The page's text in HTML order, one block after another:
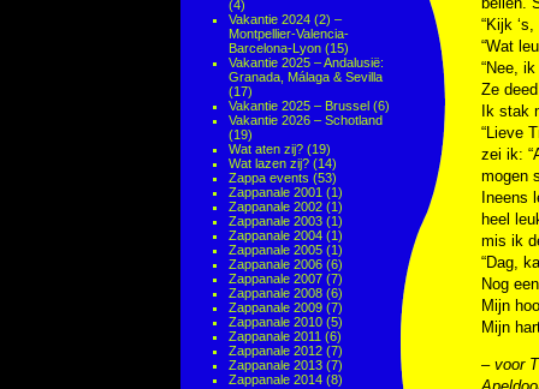
(4)
Vakantie 2024 (2) –
Montpellier-Valencia-
Barcelona-Lyon (15)
Vakantie 2025 – Andalusië:
Granada, Málaga & Sevilla
(17)
Vakantie 2025 – Brussel (6)
Vakantie 2026 – Schotland
(19)
Wat aten zij? (19)
Wat lazen zij? (14)
Zappa events (53)
Zappanale 2001 (1)
Zappanale 2002 (1)
Zappanale 2003 (1)
Zappanale 2004 (1)
Zappanale 2005 (1)
Zappanale 2006 (6)
Zappanale 2007 (7)
Zappanale 2008 (6)
Zappanale 2009 (7)
Zappanale 2010 (5)
Zappanale 2011 (6)
Zappanale 2012 (7)
Zappanale 2013 (7)
Zappanale 2014 (8)
“Kijk
“Wat
“Nee,
Ze
Ik stak
“Lieve
zei ik:
mogen
Ineens
heel
mis ik
“Dag,
Nog
Mijn
Mijn
– voor